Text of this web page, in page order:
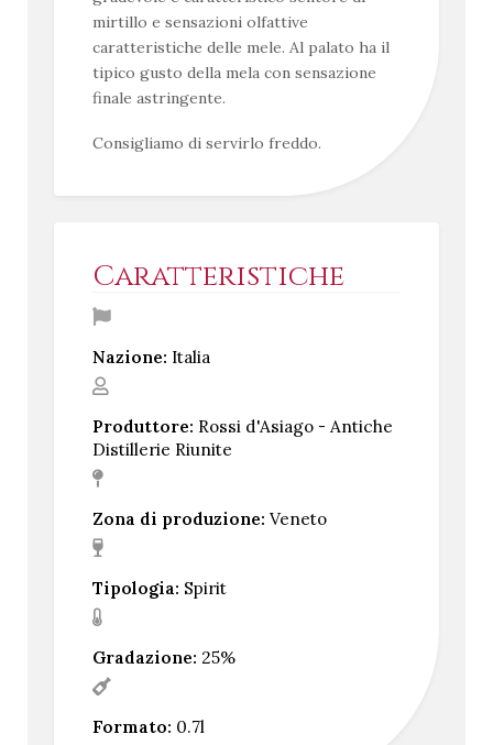
mirtillo e sensazioni olfattive
caratteristiche delle mele. Al palato ha il
tipico gusto della mela con sensazione
finale astringente.
Consigliamo di servirlo freddo.
Caratteristiche
Nazione: Italia
Produttore: Rossi d'Asiago - Antiche
Distillerie Riunite
Zona di produzione: Veneto
Tipologia: Spirit
Gradazione: 25%
Formato: 0.7l